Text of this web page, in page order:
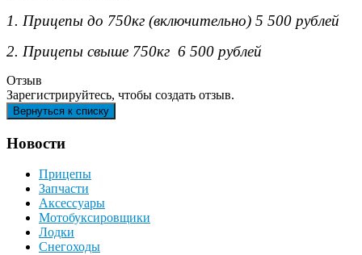
1. Прицепы до 750кг (включительно) 5 500 рублей
2. Прицепы свыше 750кг 6 500 рублей
Отзыв
Зарегистрируйтесь, чтобы создать отзыв.
Новости
Прицепы
Запчасти
Аксессуары
Мотобуксировщики
Лодки
Снегоходы